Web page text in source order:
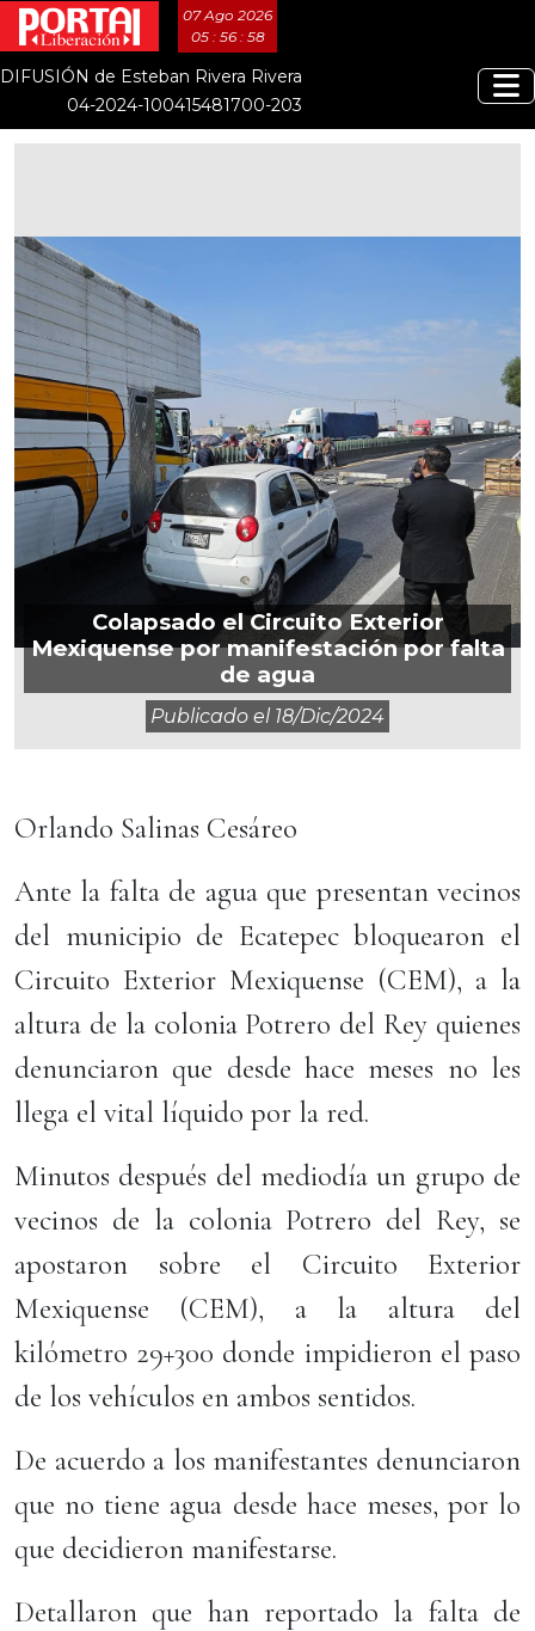
07 Ago 2026
05 : 56 : 59
DIFUSIÓN de Esteban Rivera Rivera
04-2024-100415481700-203
Colapsado el Circuito Exterior
Mexiquense por manifestación por falta
de agua
Publicado el 18/dic/2024
Orlando Salinas Cesáreo
Ante la falta de agua que presentan vecinos
del municipio de Ecatepec bloquearon el
Circuito Exterior Mexiquense (CEM), a la
altura de la colonia Potrero del Rey quienes
denunciaron que desde hace meses no les
llega el vital líquido por la red.
Minutos después del mediodía un grupo de
vecinos de la colonia Potrero del Rey, se
apostaron sobre el Circuito Exterior
Mexiquense (CEM), a la altura del
kilómetro 29+300 donde impidieron el paso
de los vehículos en ambos sentidos.
De acuerdo a los manifestantes denunciaron
que no tiene agua desde hace meses, por lo
que decidieron manifestarse.
Detallaron que han reportado la falta de